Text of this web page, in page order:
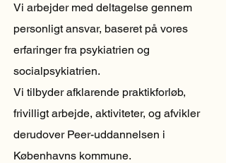
Vi arbejder med deltagelse gennem
personligt ansvar, baseret på vores
erfaringer fra psykiatrien og
socialpsykiatrien.
Vi tilbyder afklarende praktikforløb,
frivilligt arbejde, aktiviteter, og afvikler
derudover Peer-uddannelsen i
Københavns kommune.